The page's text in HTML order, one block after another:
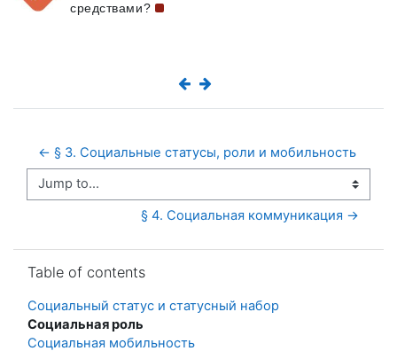
средствами?
← § 3. Социальные статусы, роли и мобильность
Jump to...
§ 4. Социальная коммуникация →
Table of contents
Социальный статус и статусный набор
Социальная роль
Социальная мобильность